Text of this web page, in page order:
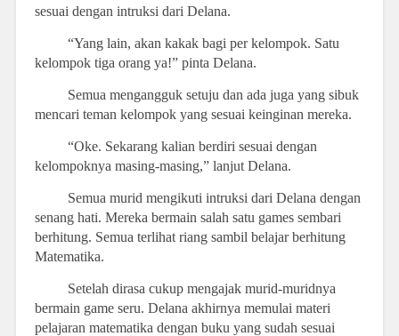
sesuai dengan intruksi dari Delana.
“Yang lain, akan kakak bagi per kelompok. Satu
kelompok tiga orang ya!” pinta Delana.
Semua mengangguk setuju dan ada juga yang sibuk
mencari teman kelompok yang sesuai keinginan mereka.
“Oke. Sekarang kalian berdiri sesuai dengan
kelompoknya masing-masing,” lanjut Delana.
Semua murid mengikuti intruksi dari Delana dengan
senang hati. Mereka bermain salah satu games sembari
berhitung. Semua terlihat riang sambil belajar berhitung
Matematika.
Setelah dirasa cukup mengajak murid-muridnya
bermain game seru. Delana akhirnya memulai materi
pelajaran matematika dengan buku yang sudah sesuai